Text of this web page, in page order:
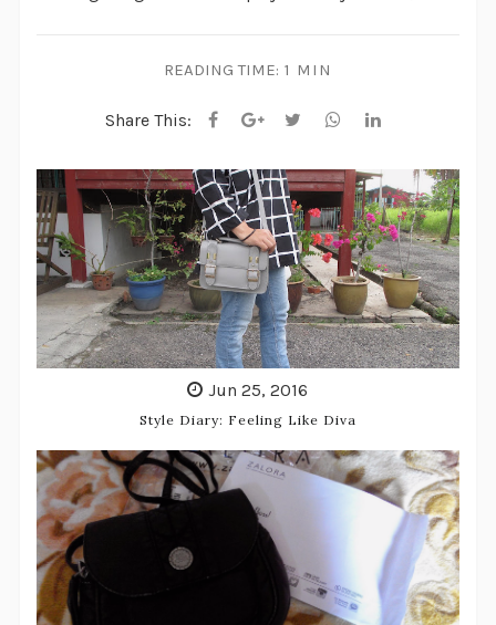
READING TIME: 1 MIN
Share This:
Jun 25, 2016
Style Diary: Feeling Like Diva